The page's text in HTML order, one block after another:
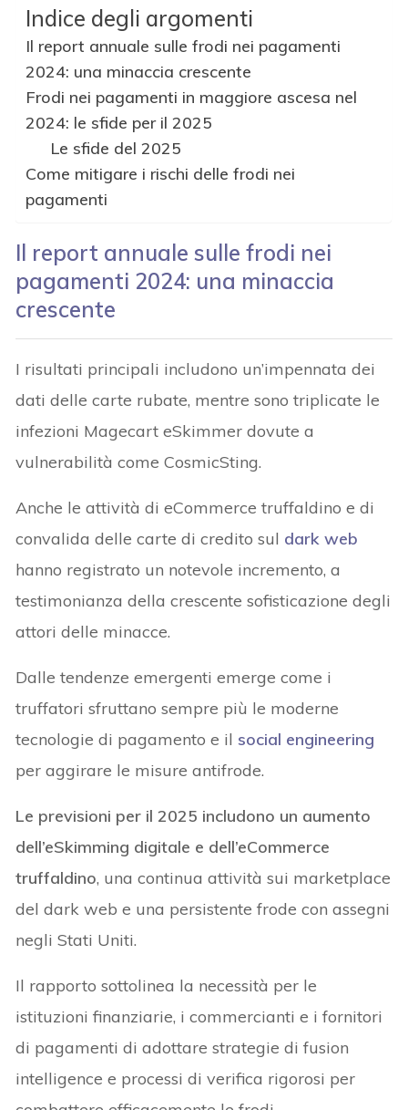
Indice degli argomenti
Il report annuale sulle frodi nei pagamenti
2024: una minaccia crescente
Frodi nei pagamenti in maggiore ascesa nel
2024: le sfide per il 2025
Le sfide del 2025
Come mitigare i rischi delle frodi nei
pagamenti
Il report annuale sulle frodi nei
pagamenti 2024: una minaccia
crescente
I risultati principali includono un’impennata dei
dati delle carte rubate, mentre sono triplicate le
infezioni Magecart eSkimmer dovute a
vulnerabilità come CosmicSting.
Anche le attività di eCommerce truffaldino e di
convalida delle carte di credito sul dark web
hanno registrato un notevole incremento, a
testimonianza della crescente sofisticazione degli
attori delle minacce.
Dalle tendenze emergenti emerge come i
truffatori sfruttano sempre più le moderne
tecnologie di pagamento e il social engineering
per aggirare le misure antifrode.
Le previsioni per il 2025 includono un aumento
dell’eSkimming digitale e dell’eCommerce
truffaldino, una continua attività sui marketplace
del dark web e una persistente frode con assegni
negli Stati Uniti.
Il rapporto sottolinea la necessità per le
istituzioni finanziarie, i commercianti e i fornitori
di pagamenti di adottare strategie di fusion
intelligence e processi di verifica rigorosi per